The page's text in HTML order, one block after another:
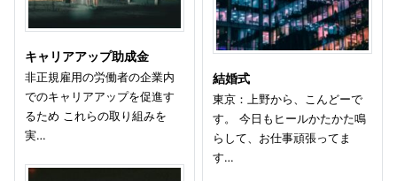
キャリアアップ助成金
非正規雇用の労働者の企業内
でのキャリアアップを促進す
るため これらの取り組みを
実…
結婚式
東京：上野から、こんどーで
す。 今日もヒールかたかた鳴
らして、お仕事頑張ってま
す…